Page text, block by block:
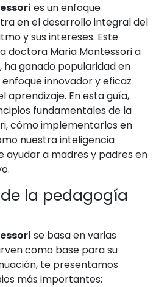
es un enfoque
en el desarrollo integral del
y sus intereses. Este
doctora Maria Montessori a
ha ganado popularidad en
innovador y eficaz
aprendizaje. En esta guía,
fundamentales de la
cómo implementarlos en
nuestra inteligencia
ayudar a madres y padres en
la pedagogía
se basa en varias
como base para su
te presentamos
más importantes: